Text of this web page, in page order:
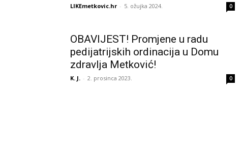
LIKEmetkovic.hr - 5. ožujka 2024. 0
OBAVIJEST! Promjene u radu
pedijatrijskih ordinacija u Domu
zdravlja Metković!
K. J. - 2. prosinca 2023. 0